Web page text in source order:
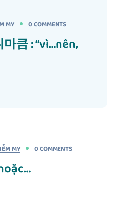
MY 0 COMMENTS
큼 : “vì…nên,
MY 0 COMMENTS